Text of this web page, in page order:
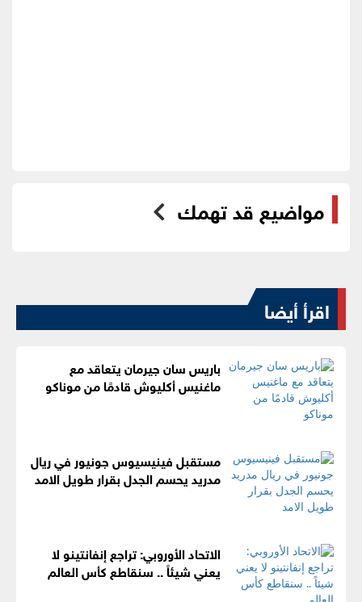
مواضيع قد تهمك
اقرأ أيضا
باريس سان جيرمان يتعاقد مع
ماغنيس أكليوش قادمًا من موناكو
مستقبل فينيسيوس جونيور في ريال
مدريد يحسم الجدل بقرار طويل الامد
الاتحاد الأوروبي: تراجع إنفانتينو لا
يعني شيئاً .. سنقاطع كأس العالم